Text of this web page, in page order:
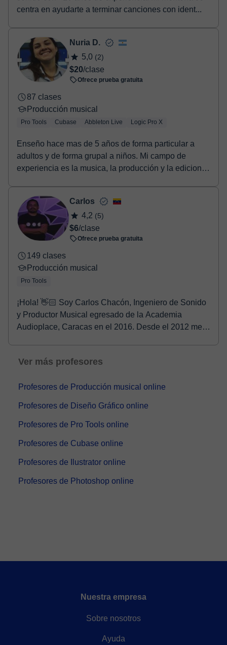
centra en ayudarte a terminar canciones con ident...
Nuria D.
5,0 (2)
$20/clase
Ofrece prueba gratuita
87 clases
Producción musical
Pro Tools Cubase Abbleton Live Logic Pro X
Enseño hace mas de 5 años de forma particular a
adultos y de forma grupal a niños. Mi campo de
experiencia es la musica, la producción y la edicion.
Carlos
4,2 (5)
$6/clase
Ofrece prueba gratuita
149 clases
Producción musical
Pro Tools
¡Hola! 👋🏻 Soy Carlos Chacón, Ingeniero de Sonido
y Productor Musical egresado de la Academia
Audioplace, Caracas en el 2016. Desde el 2012 me
Ver más profesores
Profesores de Producción musical online
Profesores de Diseño Gráfico online
Profesores de Pro Tools online
Profesores de Cubase online
Profesores de Ilustrator online
Profesores de Photoshop online
Nuestra empresa
Sobre nosotros
Ayuda